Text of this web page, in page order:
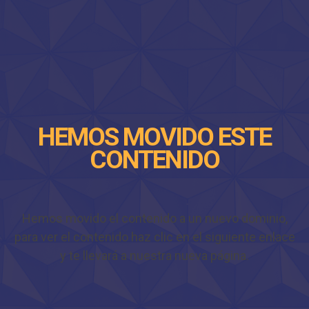
HEMOS MOVIDO ESTE
CONTENIDO
Hemos movido el contenido a un nuevo dominio,
para ver el contenido haz clic en el siguiente enlace
y te llevará a nuestra nueva página.